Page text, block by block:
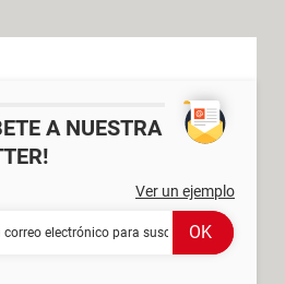
A NUESTRA
Ver un ejemplo